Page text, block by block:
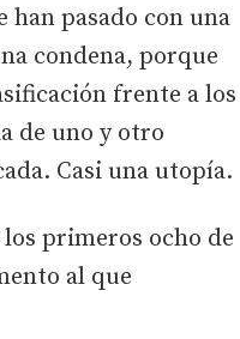
han pasado con una
condena, porque
frente a los
de uno y otro
Casi una utopía.
primeros ocho de
al que